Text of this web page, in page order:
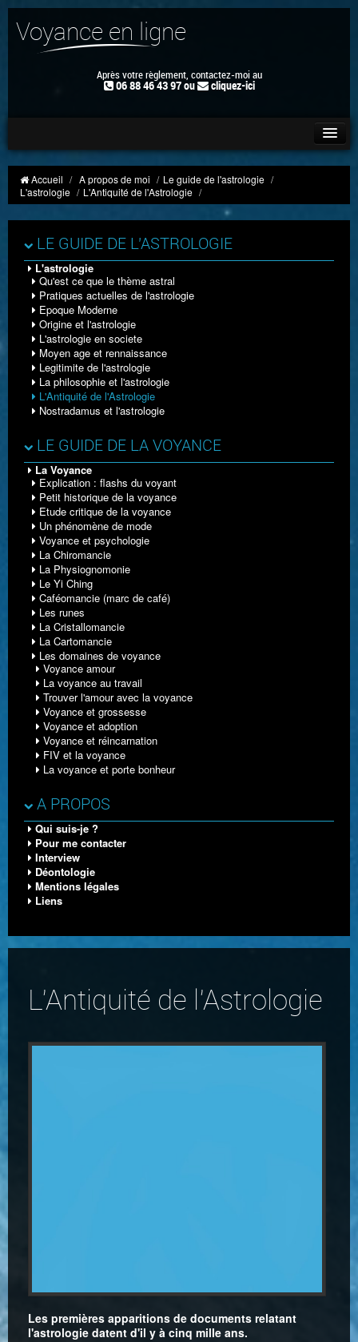
Voyance en ligne
Après votre règlement, contactez-moi au
06 88 46 43 97 ou cliquez-ici
ACCUEIL
CONSULTATION
TÉMOIGNAGES
MON BLOG
LE GUIDE
Accueil / A propos de moi / Le guide de l'astrologie /
L'astrologie / L'Antiquité de l'Astrologie /
LE GUIDE DE L'ASTROLOGIE
L'astrologie
Qu'est ce que le thème astral
Pratiques actuelles de l'astrologie
Epoque Moderne
Origine et l'astrologie
L'astrologie en societe
Moyen age et rennaissance
Legitimite de l'astrologie
La philosophie et l'astrologie
L'Antiquité de l'Astrologie
Nostradamus et l'astrologie
LE GUIDE DE LA VOYANCE
La Voyance
Explication : flashs du voyant
Petit historique de la voyance
Etude critique de la voyance
Un phénomène de mode
Voyance et psychologie
La Chiromancie
La Physiognomonie
Le Yi Ching
Caféomancie (marc de café)
Les runes
La Cristallomancie
La Cartomancie
Les domaines de voyance
Voyance amour
La voyance au travail
Trouver l'amour avec la voyance
Voyance et grossesse
Voyance et adoption
Voyance et réincarnation
FIV et la voyance
La voyance et porte bonheur
A PROPOS
Qui suis-je ?
Pour me contacter
Interview
Déontologie
Mentions légales
Liens
L'Antiquité de l'Astrologie
Les premières apparitions de documents relatant
l'astrologie datent d'il y à cinq mille ans.